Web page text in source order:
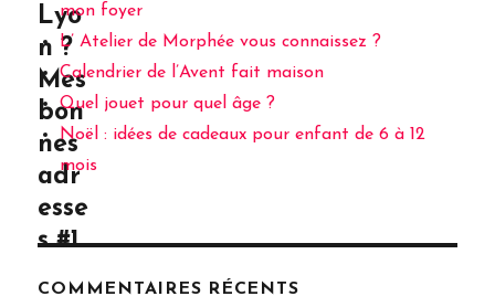
Lyo
n ?
Mes
bon
nes
adr
esse
s #1
mon foyer
L’ Atelier de Morphée vous connaissez ?
Calendrier de l’Avent fait maison
Quel jouet pour quel âge ?
Noël : idées de cadeaux pour enfant de 6 à 12
mois
COMMENTAIRES RÉCENTS